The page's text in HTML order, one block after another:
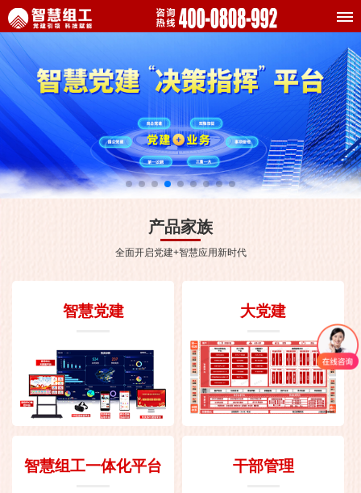
产品家族
全面开启党建+智慧应用新时代
智慧党建 大党建
智慧组工一体化平台 干部管理